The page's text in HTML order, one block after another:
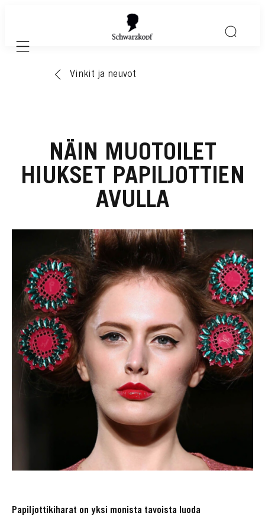
Mobile navigation
Vinkit ja neuvot
NÄIN MUOTOILET
HIUKSET PAPILJOTTIEN
AVULLA
Papiljottikiharat on yksi monista tavoista luoda